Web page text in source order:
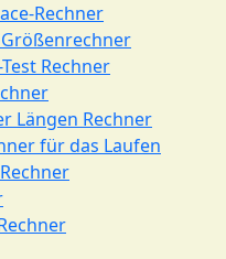
Rechner
Rechner
Längen Rechner
für das Laufen